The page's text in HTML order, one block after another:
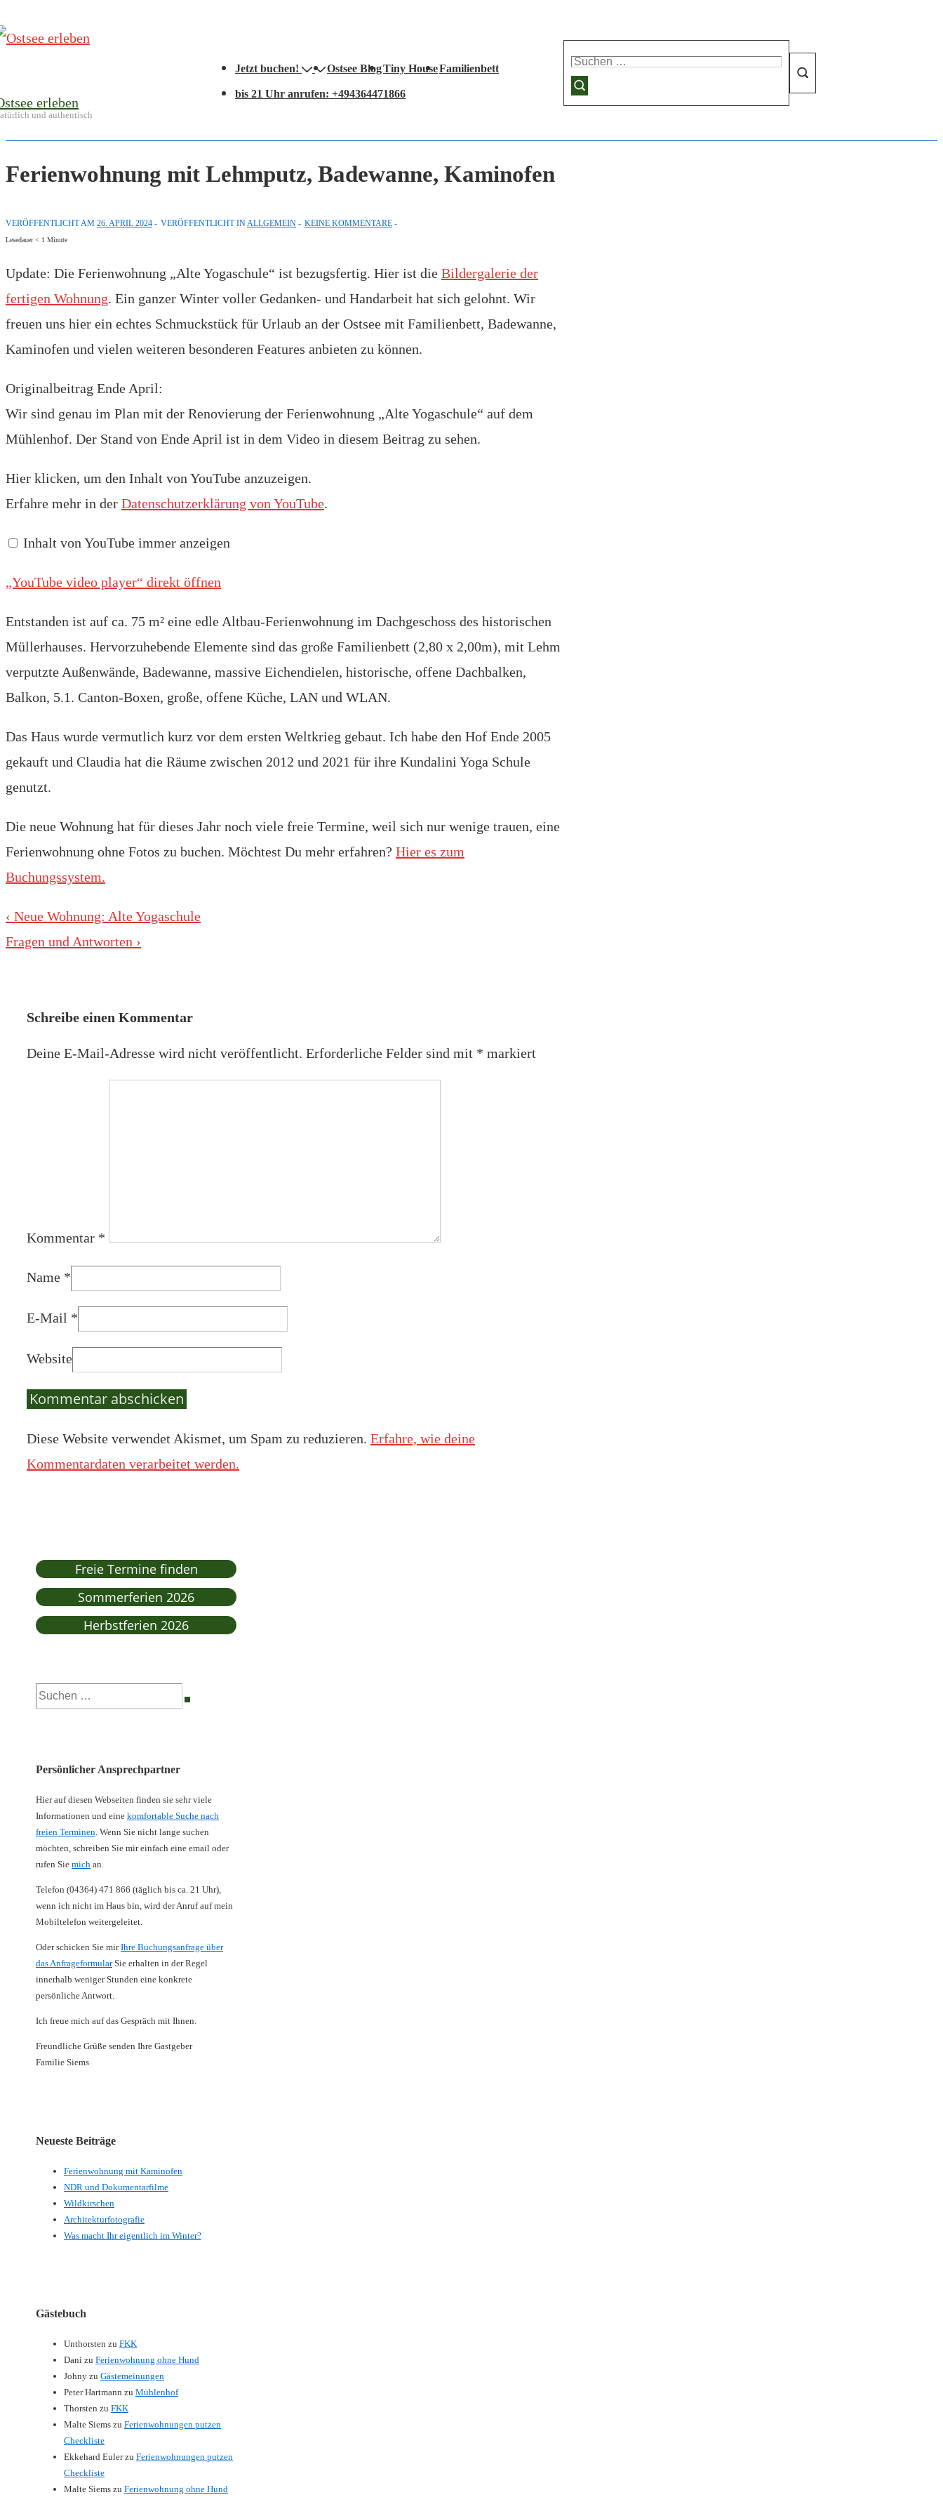
Zum
erleben
und authentisch
Jetzt buchen! Ostsee BlogTiny HouseFamilienbett
bis 21 Uhr anrufen: +494364471866
nach:
Ferienwohnung mit Lehmputz, Badewanne, Kaminofen
VERÖFFENTLICHT AM 26. APRIL 2024 VERÖFFENTLICHT IN ALLGEMEIN KEINE KOMMENTARE
Lesedauer < 1 Minute
Update: Die Ferienwohnung „Alte Yogaschule“ ist bezugsfertig. Hier ist die Bildergalerie der
fertigen Wohnung. Ein ganzer Winter voller Gedanken- und Handarbeit hat sich gelohnt. Wir
freuen uns hier ein echtes Schmuckstück für Urlaub an der Ostsee mit Familienbett, Badewanne,
Kaminofen und vielen weiteren besonderen Features anbieten zu können.
Originalbeitrag Ende April:
Wir sind genau im Plan mit der Renovierung der Ferienwohnung „Alte Yogaschule“ auf dem
Mühlenhof. Der Stand von Ende April ist in dem Video in diesem Beitrag zu sehen.
„YouTube
video
player“
von
anzeigen
Hier klicken, um den Inhalt von YouTube anzuzeigen.
Erfahre mehr in der Datenschutzerklärung von YouTube.
Inhalt von YouTube immer anzeigen
„YouTube video player“ direkt öffnen
Entstanden ist auf ca. 75 m² eine edle Altbau-Ferienwohnung im Dachgeschoss des historischen
Müllerhauses. Hervorzuhebende Elemente sind das große Familienbett (2,80 x 2,00m), mit Lehm
verputzte Außenwände, Badewanne, massive Eichendielen, historische, offene Dachbalken,
Balkon, 5.1. Canton-Boxen, große, offene Küche, LAN und WLAN.
Das Haus wurde vermutlich kurz vor dem ersten Weltkrieg gebaut. Ich habe den Hof Ende 2005
gekauft und Claudia hat die Räume zwischen 2012 und 2021 für ihre Kundalini Yoga Schule
genutzt.
Die neue Wohnung hat für dieses Jahr noch viele freie Termine, weil sich nur wenige trauen, eine
Ferienwohnung ohne Fotos zu buchen. Möchtest Du mehr erfahren? Hier es zum
Buchungssystem.
Beitragsnavigation
Vorheriger
Beitrag
‹ Neue Wohnung: Alte Yogaschule
Nächster
Fragen und Antworten ›
Schreibe einen Kommentar
Deine E-Mail-Adresse wird nicht veröffentlicht. Erforderliche Felder sind mit * markiert
Kommentar *
Name *
E-Mail *
Website
Diese Website verwendet Akismet, um Spam zu reduzieren. Erfahre, wie deine
Kommentardaten verarbeitet werden.
Freie Termine finden
Sommerferien 2026
Herbstferien 2026
Suchen
nach:
Persönlicher Ansprechpartner
Hier auf diesen Webseiten finden sie sehr viele
Informationen und eine komfortable Suche nach
freien Terminen. Wenn Sie nicht lange suchen
möchten, schreiben Sie mir einfach eine email oder
rufen Sie mich an.
Telefon (04364) 471 866 (täglich bis ca. 21 Uhr),
wenn ich nicht im Haus bin, wird der Anruf auf mein
Mobiltelefon weitergeleitet.
Oder schicken Sie mirIhre Buchungsanfrage über
das AnfrageformularSie erhalten in der Regel
innerhalb weniger Stunden eine konkrete
persönliche Antwort.
Ich freue mich auf das Gespräch mit Ihnen.
Freundliche Grüße senden Ihre Gastgeber
Familie Siems
Neueste Beiträge
Ferienwohnung mit Kaminofen
NDR und Dokumentarfilme
Wildkirschen
Architekturfotografie
Was macht Ihr eigentlich im Winter?
Gästebuch
Unthorsten zu FKK
Dani zu Ferienwohnung ohne Hund
Johny zu Gästemeinungen
Peter Hartmann zu Mühlenhof
Thorsten zu FKK
Malte Siems zu Ferienwohnungen putzen
Checkliste
Ekkehard Eulerzu Ferienwohnungen putzen
Checkliste
Malte Siems zu Ferienwohnung ohne Hund